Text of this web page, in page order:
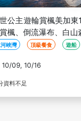
公主號遊輪、美加
榮玩美加族】
$196,900